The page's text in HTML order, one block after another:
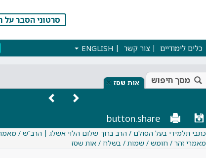
סרטוני הסבר
כלים לימודיים צור קשר ENGLISH
מסך חיפוש אות שסז ×
button.share
כתבי תלמידי בעל הסולם / הרב ברוך שלום הלוי אשלג | הרב"ש /
מאמרי זהר / חומש / שמות / בשלח / אות שסז